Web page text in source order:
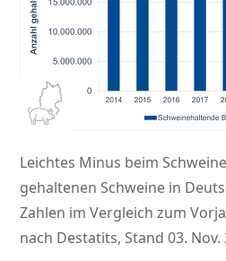
Leichtes Minus beim
gehaltenen Schweine in
Zahlen im Vergleich zum
nach Destatits, Stand 03. Nov.